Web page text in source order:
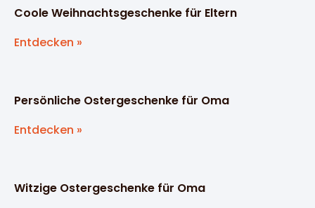
Coole Weihnachtsgeschenke für Eltern
Entdecken »
Persönliche Ostergeschenke für Oma
Entdecken »
Witzige Ostergeschenke für Oma